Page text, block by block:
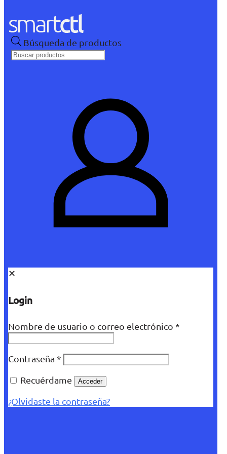
Búsqueda de productos
✕
Login
Nombre de usuario o correo electrónico *
Contraseña *
Recuérdame
Acceder
¿Olvidaste la contraseña?